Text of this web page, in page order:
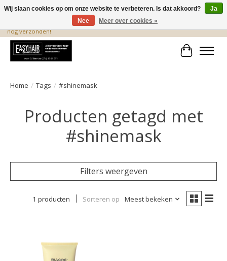
De beste produkten staan hier! Voor 15.00 uur besteld, wordt dezelfde dag
nog verzonden!
Home / Tags / #shinemask
Producten getagd met
#shinemask
Filters weergeven
1 producten Sorteren op Meest bekeken
Wij slaan cookies op om onze website te verbeteren. Is dat akkoord?
Ja
Nee
Meer over cookies »